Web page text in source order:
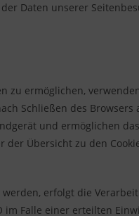
Daten unserer
zu ermöglichen,
Schließen des Browsers
und ermöglichen
der Übersicht zu den
erfolgt die
im Falle einer erteilten